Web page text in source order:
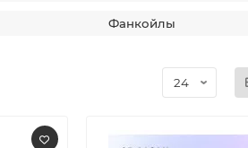
Фанкойлы